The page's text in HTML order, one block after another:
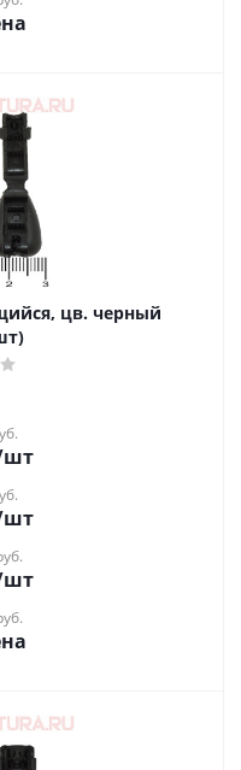
цв. черный